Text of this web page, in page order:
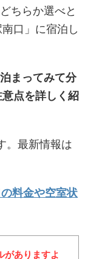
ちらか選べと
口」に宿泊し
まってみて分
点を詳しく紹
。最新情報は
料金や空室状
ありますよ